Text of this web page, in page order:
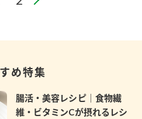
め特集
腸活・美容レシピ｜食物繊
維・ビタミンCが摂れるレシ